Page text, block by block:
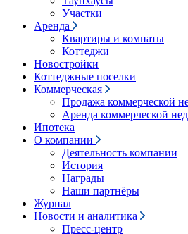
Участки
Аренда
Квартиры и комнаты
Коттеджи
Новостройки
Коттеджные поселки
Коммерческая
Продажа коммерческой
Аренда коммерческой
Ипотека
О компании
Деятельность компании
История
Награды
Наши партнёры
Журнал
Новости и аналитика
Пресс-центр